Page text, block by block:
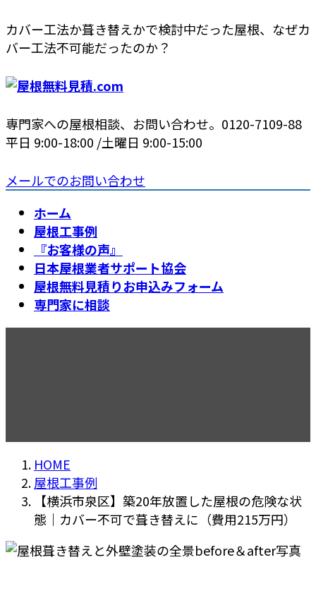
コ
ン
テ
ン
ツ
ス
キ
プ
ナ
ビ
ゲ
ー
シ
ン
に
動
カバー工法か葺き替えかで検討中だった屋根、なぜカ
バー工法不可能だったのか？
専門家への屋根相談、お問い合わせ。 0120-7109-88
平日 9:00-18:00 /土曜日 9:00-15:00
メールでのお問い合わせ
ホーム
屋根工事例
『お客様の声』
日本屋根業者サポート協会
屋根無料見積りお申込みフォーム
専門家に相談
HOME
屋根工事例
【横浜市泉区】築20年放置した屋根の危険な状
態｜カバー不可で葺き替えに（費用215万円）